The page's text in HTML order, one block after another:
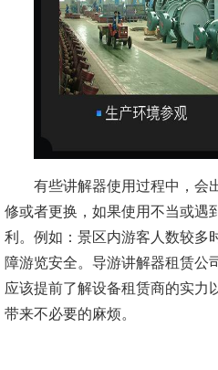
有些讲解器使用过程中，会
修或者更换，如果使用不当或遇
利。例如：景区内游客人数较多
障游览安全。导游讲解器租赁公
应该提前了解设备租赁商的实力
带来不必要的麻烦。